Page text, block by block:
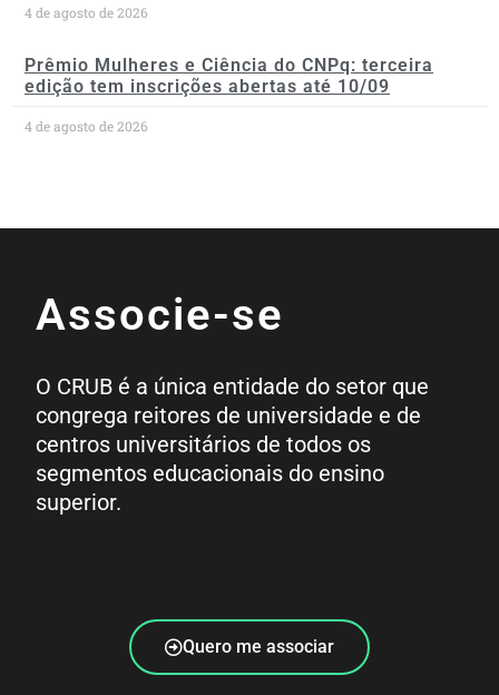
4 de agosto de 2026
Prêmio Mulheres e Ciência do CNPq: terceira
edição tem inscrições abertas até 10/09
4 de agosto de 2026
Associe-se
O CRUB é a única entidade do setor que
congrega reitores de universidade e de
centros universitários de todos os
segmentos educacionais do ensino
superior.
Quero me associar